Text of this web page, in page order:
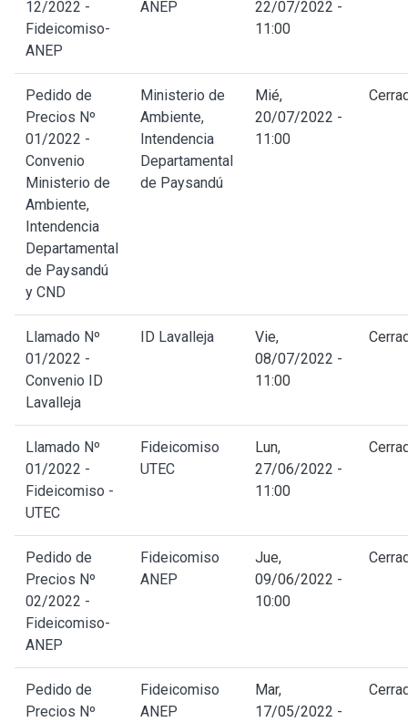
12/2022 -
Fideicomiso-
ANEP
ANEP
22/07/2022 -
11:00
Pedido de
Precios Nº
01/2022 -
Convenio
Ministerio de
Ambiente,
Intendencia
Departamental
de Paysandú
y CND
Ministerio de
Ambiente,
Intendencia
Departamental
de Paysandú
Mié,
20/07/2022 -
11:00
Llamado Nº
01/2022 -
Convenio ID
Lavalleja
ID Lavalleja
Vie,
08/07/2022 -
11:00
Llamado Nº
01/2022 -
Fideicomiso -
UTEC
Fideicomiso
UTEC
Lun,
27/06/2022 -
11:00
Pedido de
Precios Nº
02/2022 -
Fideicomiso-
ANEP
Fideicomiso
ANEP
Jue,
09/06/2022 -
10:00
Pedido de
Precios Nº
Fideicomiso
ANEP
Mar,
17/05/2022 -